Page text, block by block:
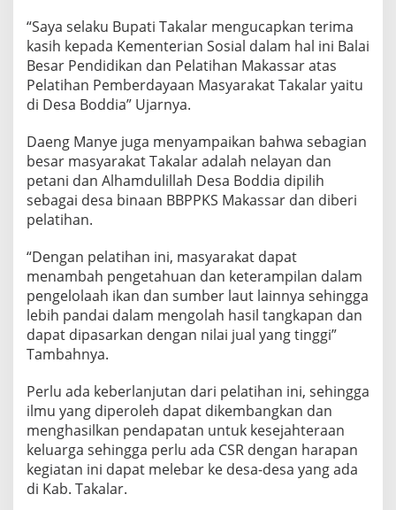
B
B
P
P
K
S
k
a
s
s
“Saya selaku Bupati Takalar mengucapkan terima
kasih kepada Kementerian Sosial dalam hal ini Balai
Besar Pendidikan dan Pelatihan Makassar atas
Pelatihan Pemberdayaan Masyarakat Takalar yaitu
di Desa Boddia” Ujarnya.
Daeng Manye juga menyampaikan bahwa sebagian
besar masyarakat Takalar adalah nelayan dan
petani dan Alhamdulillah Desa Boddia dipilih
sebagai desa binaan BBPPKS Makassar dan diberi
pelatihan.
“Dengan pelatihan ini, masyarakat dapat
menambah pengetahuan dan keterampilan dalam
pengelolaah ikan dan sumber laut lainnya sehingga
lebih pandai dalam mengolah hasil tangkapan dan
dapat dipasarkan dengan nilai jual yang tinggi”
Tambahnya.
Perlu ada keberlanjutan dari pelatihan ini, sehingga
ilmu yang diperoleh dapat dikembangkan dan
menghasilkan pendapatan untuk kesejahteraan
keluarga sehingga perlu ada CSR dengan harapan
kegiatan ini dapat melebar ke desa-desa yang ada
di Kab. Takalar.